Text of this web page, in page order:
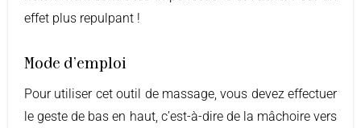
effet plus repulpant !
Mode d’emploi
Pour utiliser cet outil de massage, vous devez effectuer
le geste de bas en haut, c’est-à-dire de la mâchoire vers